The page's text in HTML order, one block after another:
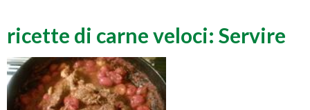
ricette di carne veloci: Servire